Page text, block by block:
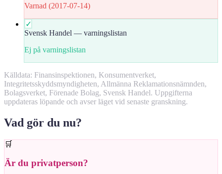
Varnad (2017-07-14)
✓
Svensk Handel — varningslistan
Ej på varningslistan
Källdata: Finansinspektionen, Konsumentverket,
Integritetsskyddsmyndigheten, Allmänna Reklamationsnämnden,
Bolagsverket, Förenade Bolag, Svensk Handel. Uppgifterna
uppdateras löpande och avser läget vid senaste granskning.
Vad gör du nu?
🛒
Är du privatperson?